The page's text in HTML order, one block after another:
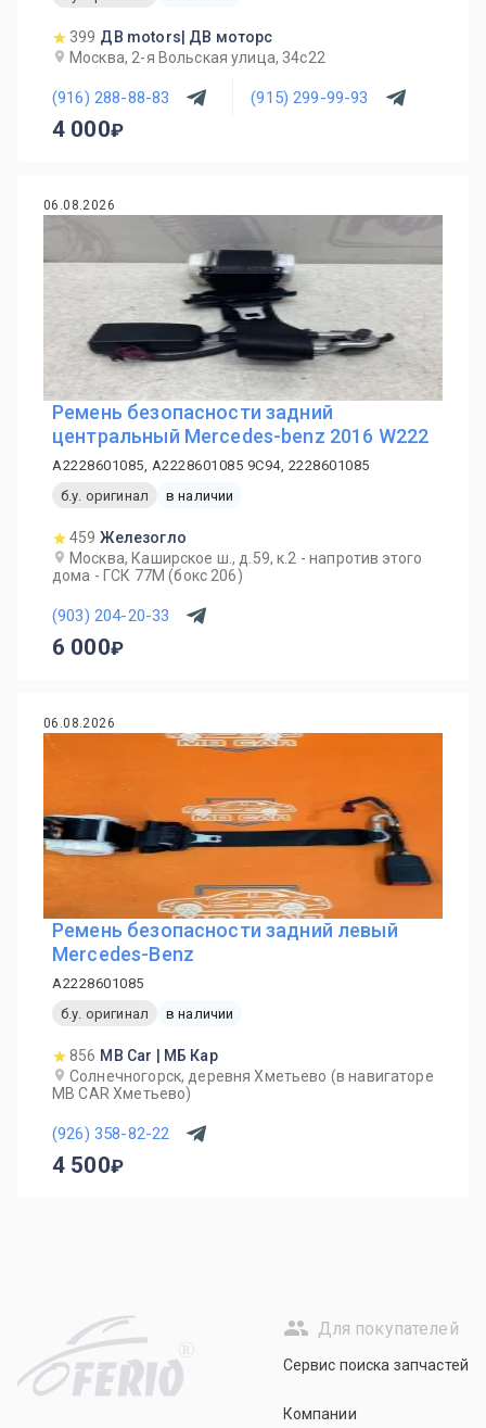
399 ДВ motors| ДВ моторс
Москва, 2-я Вольская улица, 34с22
(916) 288-88-83 (915) 299-99-93
4 000
06.08.2026
Ремень безопасности задний
центральный Mercedes-benz 2016 W222
A2228601085, A2228601085 9C94, 2228601085
б.у. оригинал
в наличии
459 Железогло
Москва, Каширское ш., д.59, к.2 - напротив этого
дома - ГСК 77М (бокс 206)
(903) 204-20-33
6 000
06.08.2026
Ремень безопасности задний левый
Mercedes-Benz
A2228601085
б.у. оригинал
в наличии
856 MB Car | МБ Кар
Солнечногорск, деревня Хметьево (в навигаторе
MB CAR Хметьево)
(926) 358-82-22
4 500
R
Для покупателей
Сервис поиска запчастей
Компании